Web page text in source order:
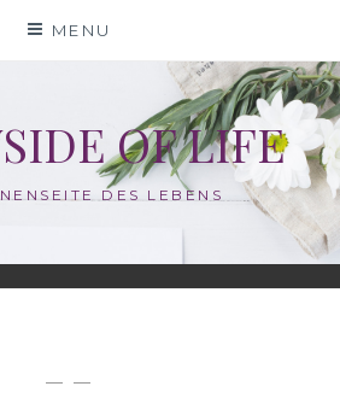
MENU
OF LIFE
DES LEBENS
— —